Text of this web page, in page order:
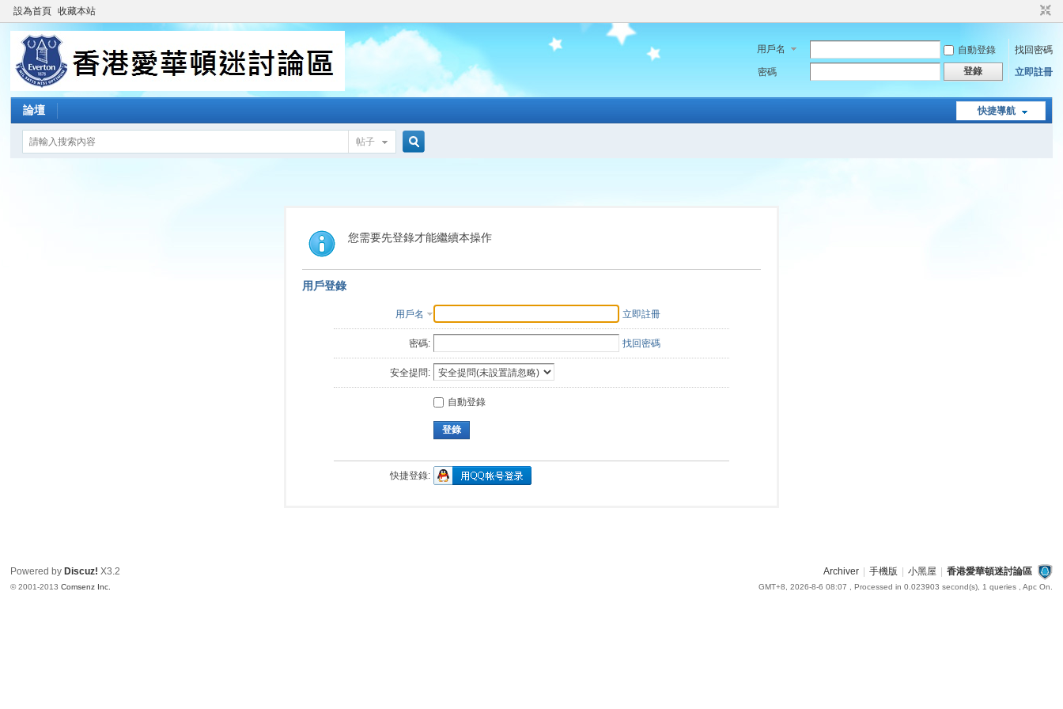
設為首頁 收藏本站
用戶名 自動登錄
找回密碼
密碼
登錄 立即註冊
快捷導航
論壇
帖子
索
您需要先登錄才能繼續本操作
用戶登錄
用戶名 立即註冊
密碼: 找回密碼
安全提問:
自動登錄
登錄
快捷登錄:
Archiver 手機版 小黑屋 香港愛華頓迷討論區
GMT+8, 2026-8-6 08:07 , Processed in 0.023903 second(s), 1 queries , Apc On.
Powered by Discuz! X3.2
© 2001-2013Comsenz Inc.